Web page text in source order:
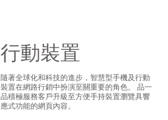
行動裝置
隨著全球化和科技的進步，智慧型手機及行動
裝置在網路行銷中扮演至關重要的角色。 品一
品積極服務客戶升級至方便手持裝置瀏覽具響
應式功能的網頁內容。